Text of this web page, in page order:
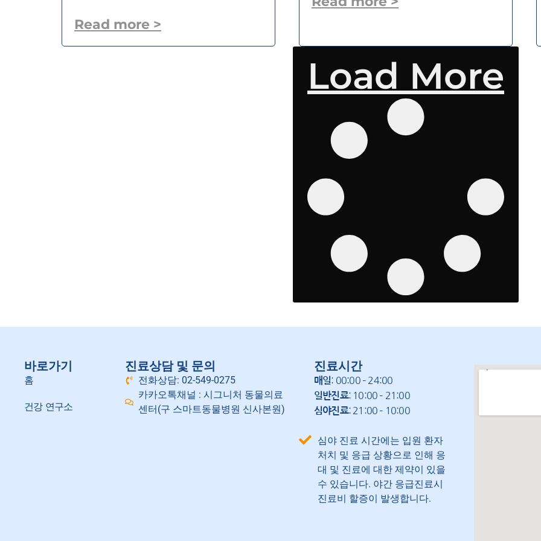
Read more >
Load More
바로가기
홈
건강 연구소
진료상담 및 문의
전화상담: 02-549-0275
카카오톡채널 : 시그니처 동물의료
센터(구 스마트동물병원 신사본원)
진료시간
매일: 00:00 – 24:00
일반진료: 10:00 – 21:00
심야진료: 21:00 – 10:00
심야 진료 시간에는 입원 환자
처치 및 응급 상황으로 인해 응
대 및 진료에 대한 제약이 있을
수 있습니다. 야간 응급진료시
진료비 할증이 발생합니다.